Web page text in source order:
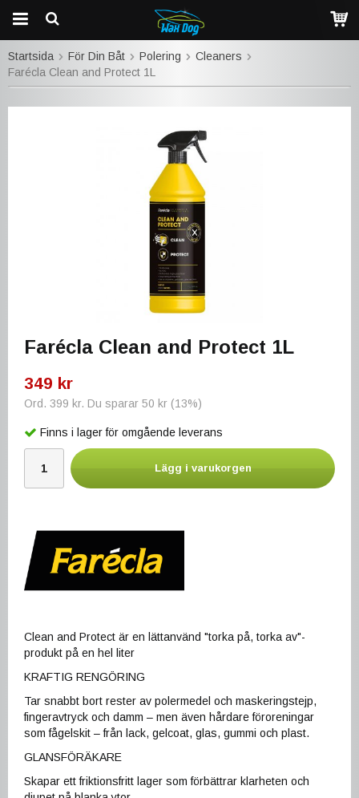
Startsida För Din Båt Polering
Cleaners
Farécla Clean and Protect 1L
Farécla Clean and Protect 1L
349 kr
Ord. 399 kr. Du sparar 50 kr (13%)
Finns i lager för omgående leverans
Lägg i varukorgen
Clean and Protect är en lättanvänd "torka på, torka av"-
produkt på en hel liter
KRAFTIG RENGÖRING
Tar snabbt bort rester av polermedel och maskeringstejp,
fingeravtryck och damm – men även hårdare föroreningar
som fågelskit – från lack, gelcoat, glas, gummi och plast.
GLANSFÖRÄKARE
Skapar ett friktionsfritt lager som förbättrar klarheten och